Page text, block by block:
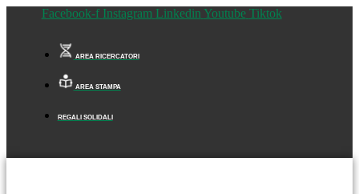
Facebook-f Instagram Linkedin Youtube Tiktok
AREA RICERCATORI
AREA STAMPA
REGALI SOLIDALI